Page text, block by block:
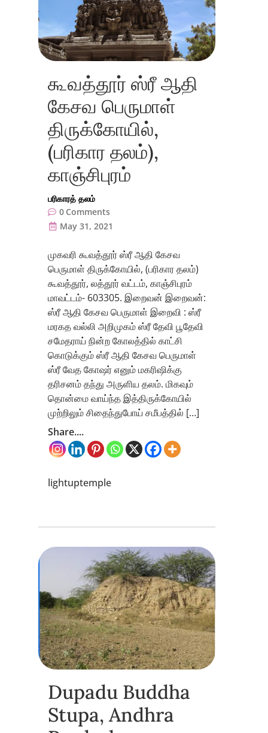
கூவத்தூர் ஸ்ரீ ஆதி
கேசவ பெருமாள்
திருக்கோயில்,
(பரிகார தலம்),
காஞ்சிபுரம்
பரிகாரத் தலம்
0 Comments
May 31, 2021
முகவரி கூவத்தூர் ஸ்ரீ ஆதி கேசவ
பெருமாள் திருக்கோயில், (பரிகார தலம்)
கூவத்தூர், லத்தூர் வட்டம், காஞ்சிபுரம்
மாவட்டம்- 603305. இறைவன் இறைவன்:
ஸ்ரீ ஆதி கேசவ பெருமாள் இறைவி : ஸ்ரீ
மரகத வல்லி அறிமுகம் ஸ்ரீ தேவி பூதேவி
சமேதராய் நின்ற கோலத்தில் காட்சி
கொடுக்கும் ஸ்ரீ ஆதி கேசவ பெருமாள்
ஸ்ரீ வேத கோஷர் எனும் மகரிஷிக்கு
தரிசனம் தந்து அருளிய தலம். மிகவும்
தொன்மை வாய்ந்த இத்திருக்கோயில்
முற்றிலும் சிதைந்துபோய் சமீபத்தில் […]
Share....
lightuptemple
Dupadu Buddha
Stupa, Andhra